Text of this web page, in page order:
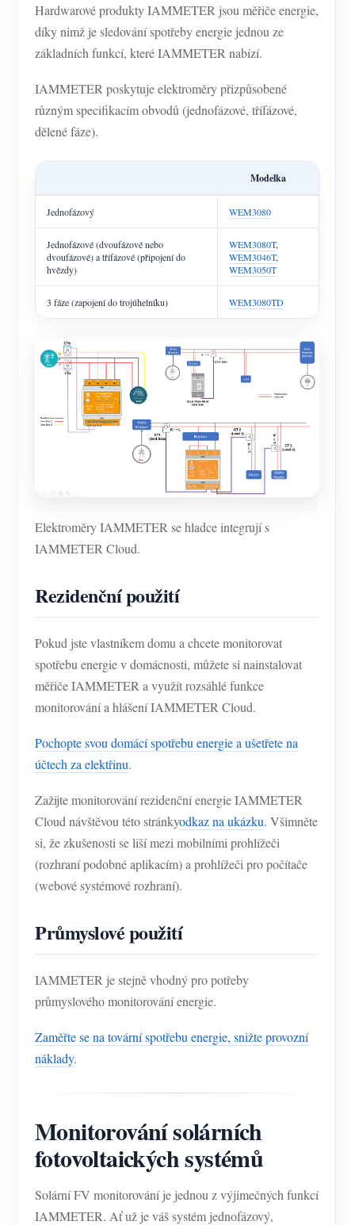
Hardwarové produkty IAMMETER jsou měřiče energie,
díky nimž je sledování spotřeby energie jednou ze
základních funkcí, které IAMMETER nabízí.
IAMMETER poskytuje elektroměry přizpůsobené
různým specifikacím obvodů (jednofázové, třífázové,
dělené fáze).
Modelka
Jednofázový WEM3080
Jednofázové (dvoufázové nebo
dvoufázové) a třífázové (připojení do
hvězdy)
WEM3080T,
WEM3046T,
WEM3050T
3 fáze (zapojení do trojúhelníku) WEM3080TD
Elektroměry IAMMETER se hladce integrují s
IAMMETER Cloud.
Rezidenční použití
Pokud jste vlastníkem domu a chcete monitorovat
spotřebu energie v domácnosti, můžete si nainstalovat
měřiče IAMMETER a využít rozsáhlé funkce
monitorování a hlášení IAMMETER Cloud.
Pochopte svou domácí spotřebu energie a ušetřete na
účtech za elektřinu.
Zažijte monitorování rezidenční energie IAMMETER
Cloud návštěvou této stránkyodkaz na ukázku. Všimněte
si, že zkušenosti se liší mezi mobilními prohlížeči
(rozhraní podobné aplikacím) a prohlížeči pro počítače
(webové systémové rozhraní).
Průmyslové použití
IAMMETER je stejně vhodný pro potřeby
průmyslového monitorování energie.
Zaměřte se na tovární spotřebu energie, snižte provozní
náklady.
Monitorování solárních
fotovoltaických systémů
Solární FV monitorování je jednou z výjimečných funkcí
IAMMETER. Ať už je váš systém jednofázový,